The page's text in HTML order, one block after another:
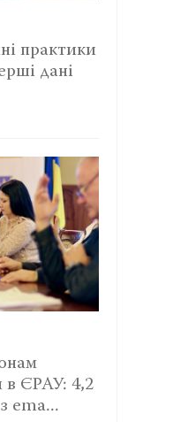
практики
дані
в ЄРАУ: 4,2
ema...